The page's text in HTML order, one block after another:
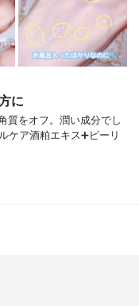
に
質をオフ。潤い成分でし
ケア酒粕エキス➕ピーリ